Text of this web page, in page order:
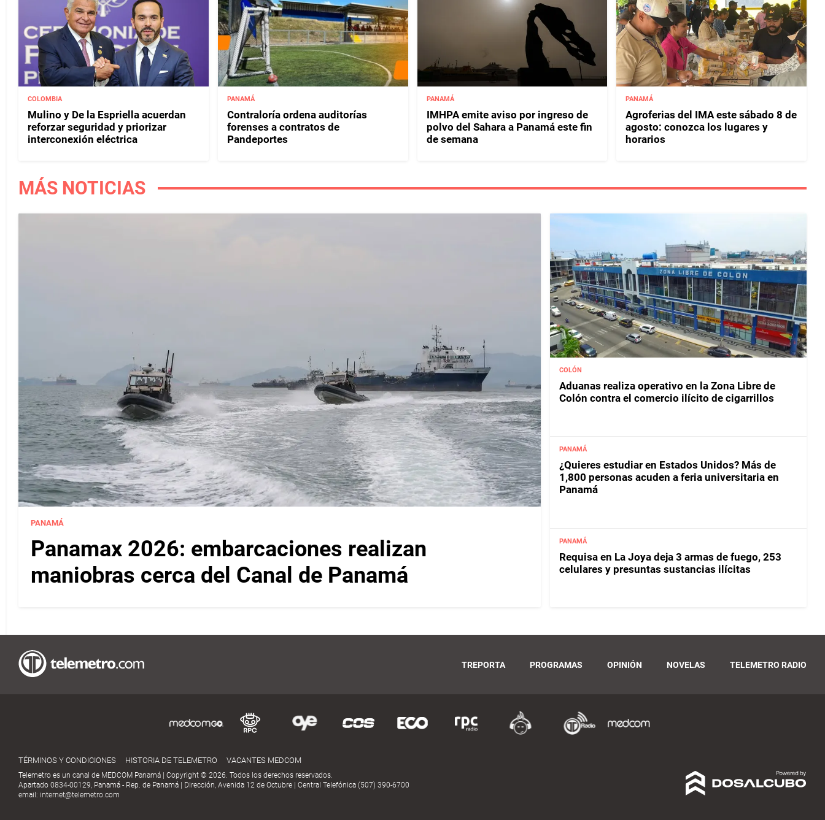
COLOMBIA
Mulino y De la Espriella acuerdan
reforzar seguridad y priorizar
interconexión eléctrica
PANAMÁ
Contraloría ordena auditorías
forenses a contratos de
Pandeportes
PANAMÁ
IMHPA emite aviso por ingreso de
polvo del Sahara a Panamá este fin
de semana
PANAMÁ
Agroferias del IMA este sábado 8 de
agosto: conozca los lugares y
horarios
MÁS NOTICIAS
PANAMÁ
Panamax 2026: embarcaciones realizan
maniobras cerca del Canal de Panamá
COLÓN
Aduanas realiza operativo en la Zona Libre de
Colón contra el comercio ilícito de cigarrillos
PANAMÁ
¿Quieres estudiar en Estados Unidos? Más de
1,800 personas acuden a feria universitaria en
Panamá
PANAMÁ
Requisa en La Joya deja 3 armas de fuego, 253
celulares y presuntas sustancias ilícitas
TREPORTA PROGRAMAS OPINIÓN NOVELAS TELEMETRO RADIO
TÉRMINOS Y CONDICIONES HISTORIA DE TELEMETRO VACANTES MEDCOM
Telemetro es un canal de MEDCOM Panamá | Copyright © 2026. Todos los derechos reservados.
Apartado 0834-00129, Panamá - Rep. de Panamá | Dirección, Avenida 12 de Octubre | Central Telefónica (507) 390-6700
email: internet@telemetro.com